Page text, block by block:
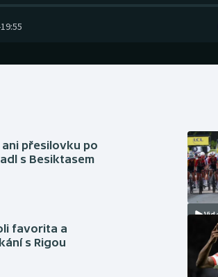
19:55
přesilovku po
s Besiktasem
favorita a
s Rigou